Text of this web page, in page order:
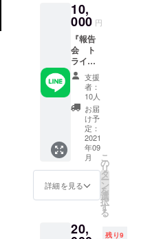
礼の
メッ
セージ
伝えま
す！ ・
顔出し
NG可
能、時
間のな
い方は
動画の
選択も
可能で
す！ ・
僕が所
属して
いる岐
ローズ
10,
000 円
『報告
会 ト
ライア
ウト
ライン
グルー
プ』 ・
トライ
アウト
の結果
報告を
いち早
くさせ
ていた
だきま
す。 ・
ような
支援
者：
10人
お届
け予
定：
2021
年09
月
詳細を見る
こ
の
リ
タ
ー
ン
を
選
択
す
る
20, 残り9